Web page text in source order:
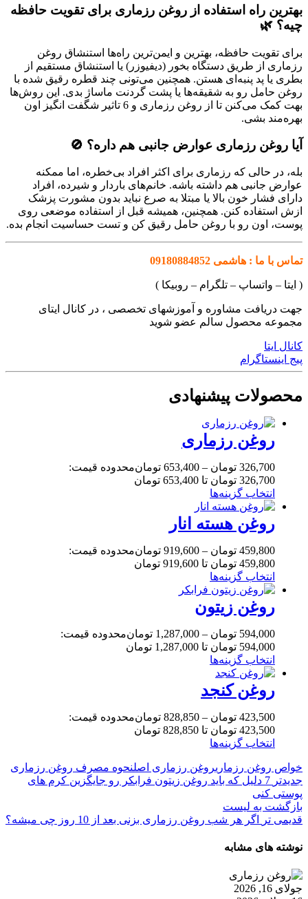
بهترین راه استفاده از روغن رزماری برای تقویت حافظه
چیه؟ 🌿
برای تقویت حافظه، بهترین و ایمن‌ترین راه‌ها استنشاق روغن
رزماری از طریق دستگاه بخور (دیفیوزر) یا استنشاق مستقیم از
بطری یا پد پنبه‌ای هستن. همچنین می‌تونی چند قطره رقیق شده با
روغن حامل رو به شقیقه‌ها یا پشت گردنت ماساژ بدی. این روش‌ها
بهت کمک می‌کنن تا از روغن رزماری و 6 تاثیر شگفت انگیز اون
بهره‌مند بشی.
آیا روغن رزماری عوارض جانبی هم داره؟ 🚫
بله، در حالی که رزماری برای اکثر افراد بی‌خطره، اما ممکنه
عوارض جانبی هم داشته باشه. خانم‌های باردار و شیرده، افراد
دارای فشار خون بالا یا مبتلا به صرع نباید بدون مشورت پزشک
ازش استفاده کنن. همچنین، همیشه قبل از استفاده موضعی روی
پوست، اون رو با روغن حامل رقیق کن و تست حساسیت انجام بده.
تماس با ما : هاشمی 09180884852
( ایتا – واتساپ – تلگرام – روبیکا )
جهت دریافت مشاوره و آموزشهای تخصصی ، در کانال ایتای
مجموعه محصول سالم عضو شوید
کانال ایتا
پیج اینستاگرام
محصولات پیشنهادی
روغن رزماری
326,700 تومان –
653,400 تومانمحدوده قیمت:
326,700 تومان تا 653,400 تومان
انتخاب گزینه‌ها
روغن هسته انار
459,800 تومان –
919,600 تومانمحدوده قیمت:
459,800 تومان تا 919,600 تومان
انتخاب گزینه‌ها
روغن زیتون
594,000 تومان –
1,287,000 تومانمحدوده قیمت:
594,000 تومان تا 1,287,000 تومان
انتخاب گزینه‌ها
روغن کنجد
423,500 تومان –
828,850 تومانمحدوده قیمت:
423,500 تومان تا 828,850 تومان
انتخاب گزینه‌ها
خواص روغن رزماریروغن رزماری اصلنحوه مصرف روغن رزماری
جدیدتر
7 دلیل که باید روغن زیتون فرابکر رو جایگزین کرم های
پوستی کنی
بازگشت به لیست
قدیمی تر
اگر هر شب روغن رزماری بزنی بعد از 10 روز چی میشه؟
نوشته های مشابه
جولای 16, 2026